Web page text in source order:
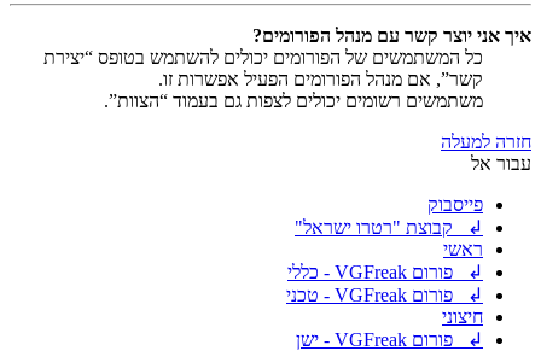
איך אני יוצר קשר עם מנהל הפורומים?
כל המשתמשים של הפורומים יכולים להשתמש בטופס “יצירת
קשר”, אם מנהל הפורומים הפעיל אפשרות זו.
משתמשים רשומים יכולים לצפות גם בעמוד “הצוות”.
חזרה למעלה
עבור אל
פייסבוק
↲ קבוצת "רטרו ישראל"
ראשי
↲ פורום VGFreak - כללי
↲ פורום VGFreak - טכני
חיצוני
↲ פורום VGFreak - ישן